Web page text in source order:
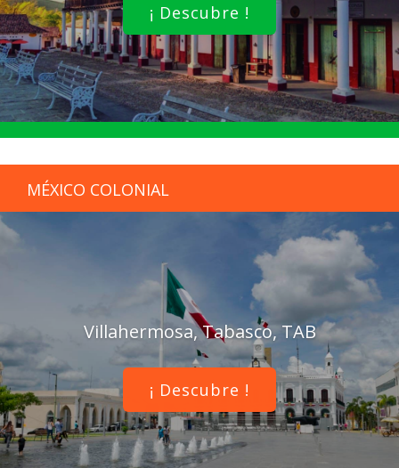
¡ Descubre !
MÉXICO COLONIAL
Villahermosa, Tabasco, TAB
¡ Descubre !